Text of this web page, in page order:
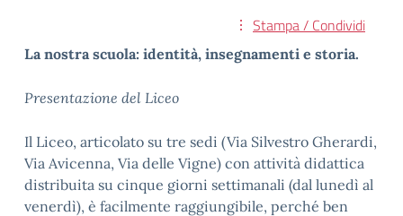
Stampa / Condividi
La nostra scuola: identità, insegnamenti e storia.
Presentazione del Liceo
Il Liceo, articolato su tre sedi (Via Silvestro Gherardi,
Via Avicenna, Via delle Vigne) con attività didattica
distribuita su cinque giorni settimanali (dal lunedì al
venerdì), è facilmente raggiungibile, perché ben